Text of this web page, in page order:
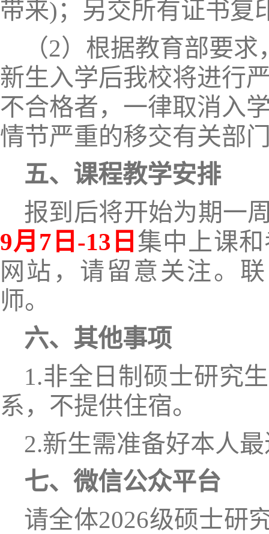
带来)；另交所有证书复
（2） 根据教育部要求
新生入学后我校将进行
不合格者，一律取消入
情节严重的移交有关部
五、课程教学安排
报到后将开始为期一
9月 7 日 -13 日 集中上课
网站，请留意关注。
师。
六、其他事项
1.非全日制硕士研究
系，不提供住宿。
2.新生需准备好本人
七、微信公众平台
请全体2026级硕士研